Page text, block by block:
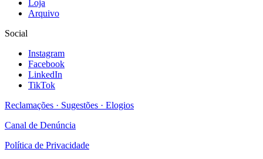
Loja
Arquivo
Social
Instagram
Facebook
LinkedIn
TikTok
Reclamações · Sugestões · Elogios
Canal de Denúncia
Política de Privacidade